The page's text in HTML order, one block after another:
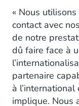
« Nous
contact avec
de notre
dû faire face à
partenaire
à
implique. Nous